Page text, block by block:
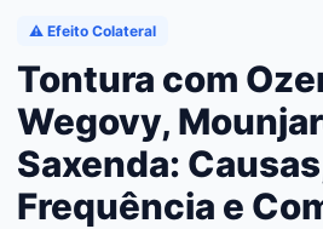
⚠️ Efeito Colateral
Tontura com
Wegovy,
Saxenda:
Frequência e